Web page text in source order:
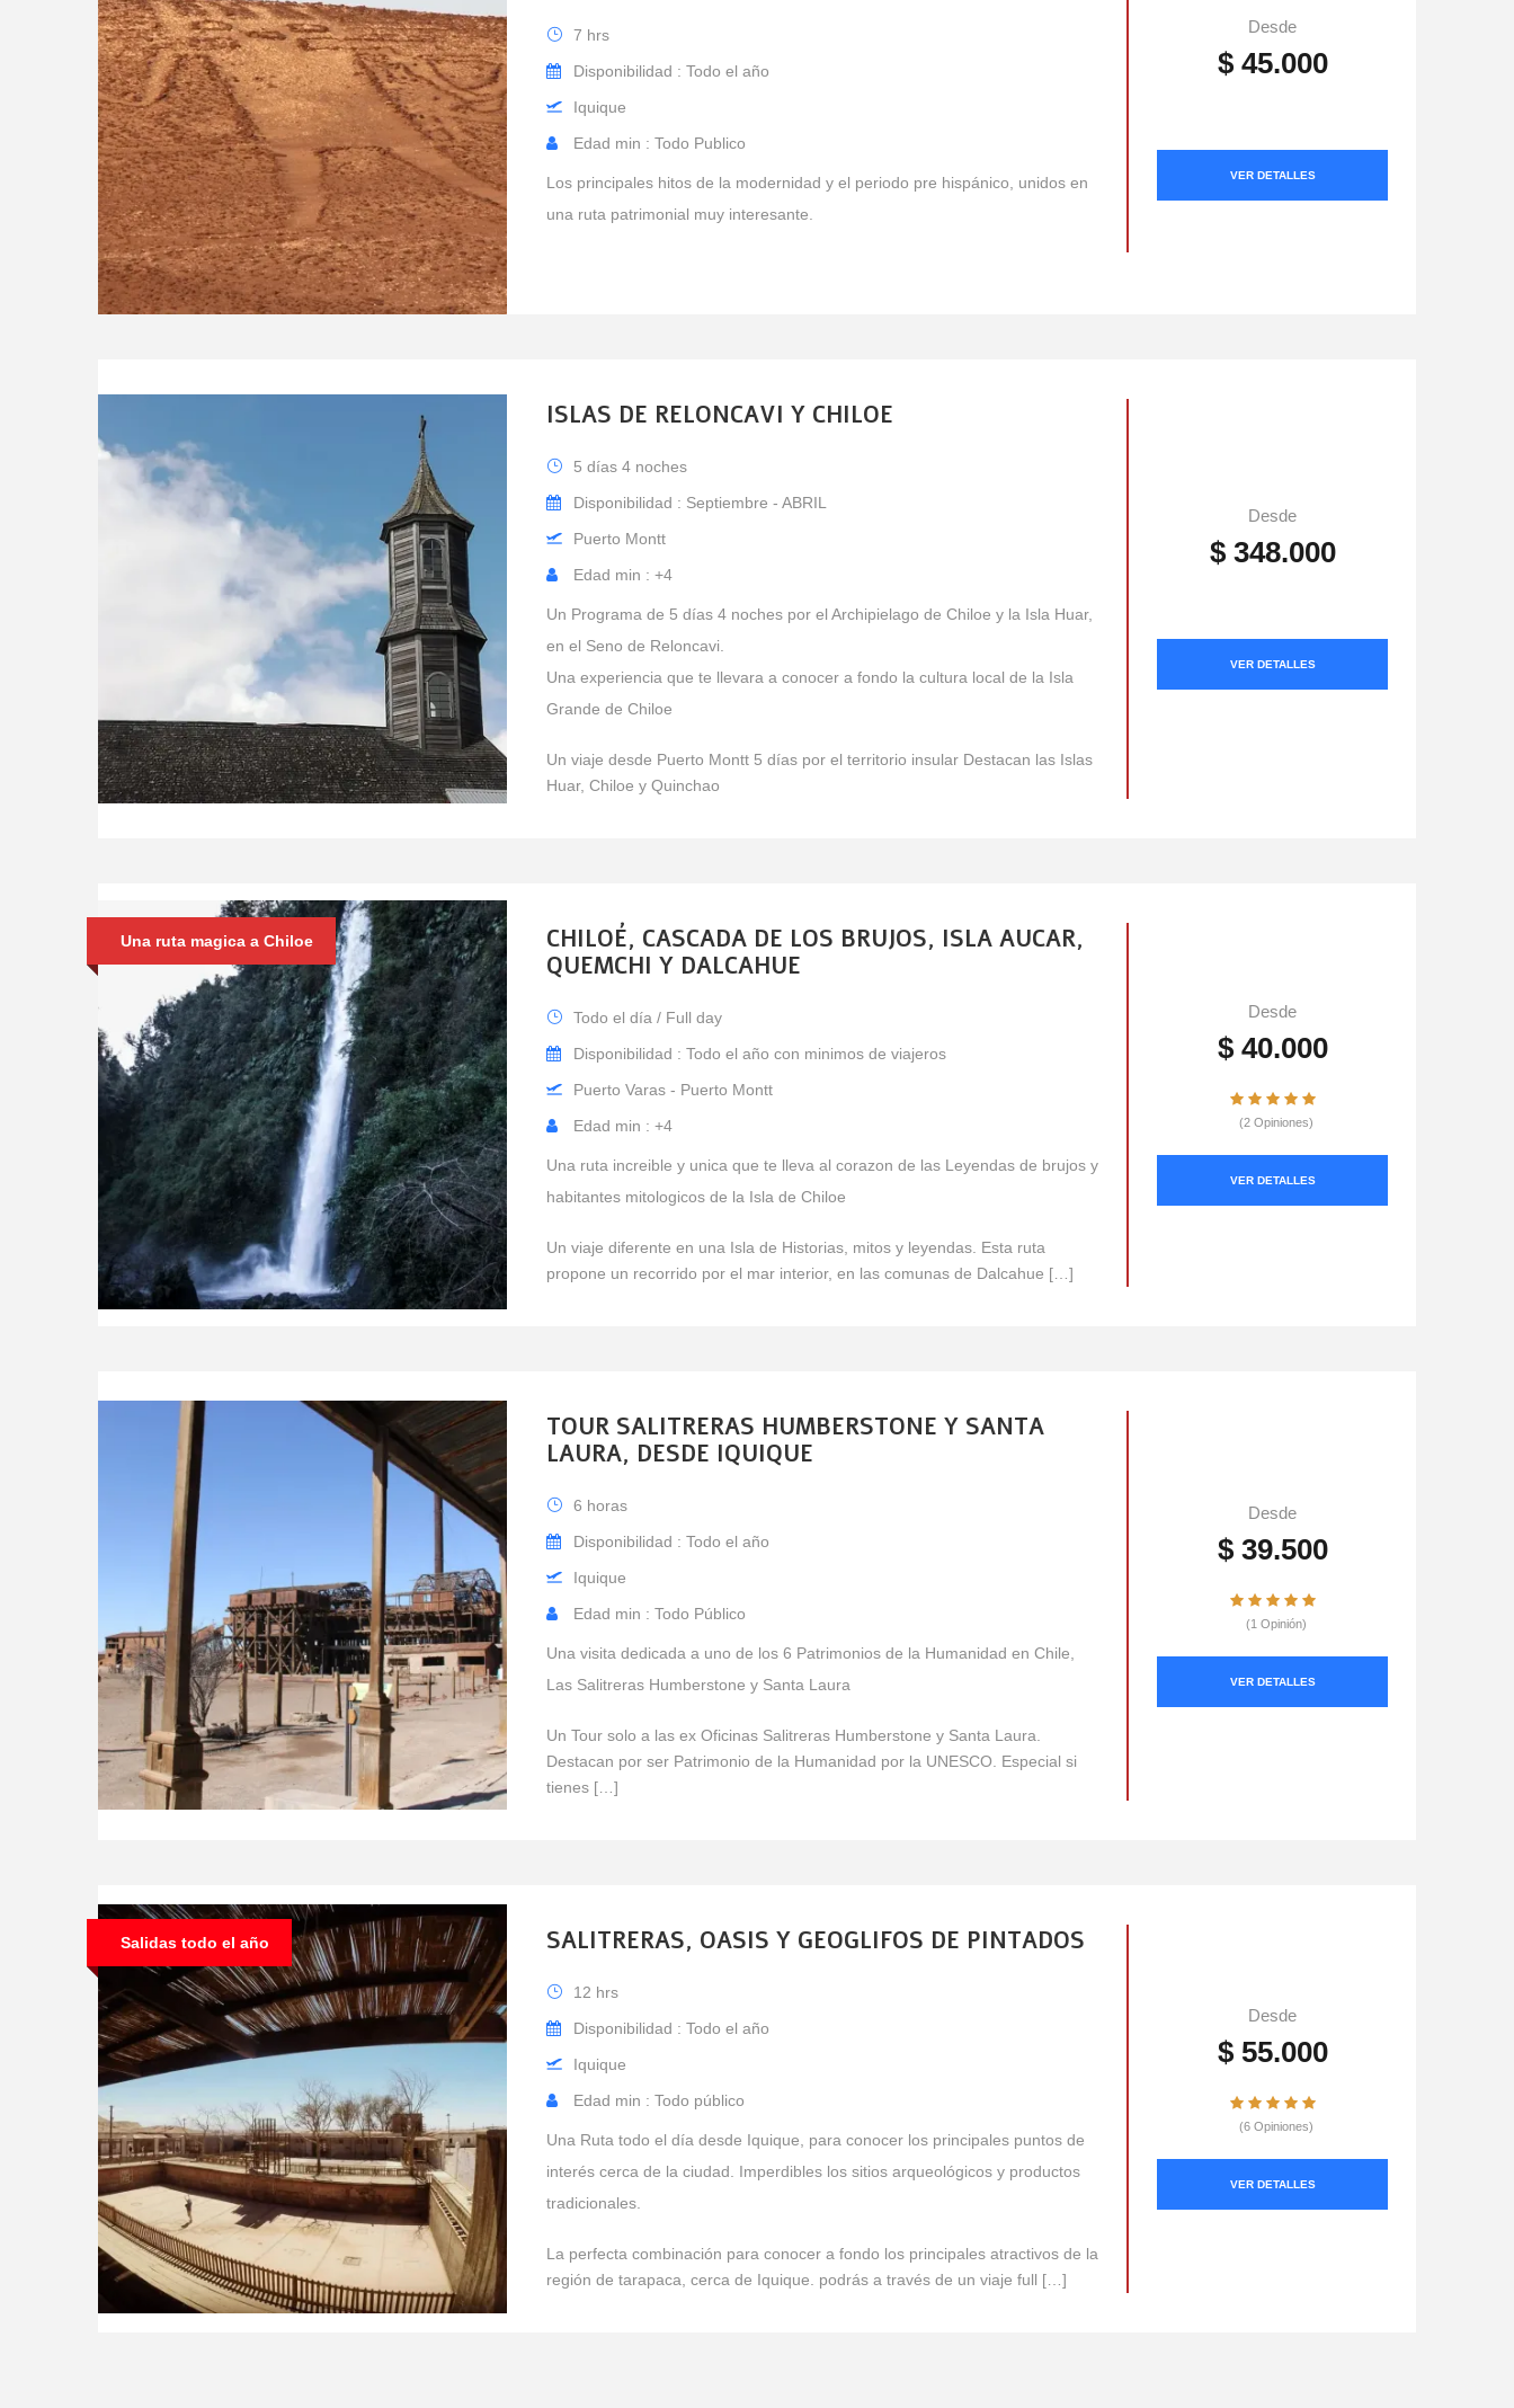
7 hrs
Disponibilidad : Todo el año
Iquique
Edad min : Todo Publico
Los principales hitos de la modernidad y el periodo pre hispánico, unidos en
una ruta patrimonial muy interesante.
Desde
$ 45.000
VER DETALLES
ISLAS DE RELONCAVI Y CHILOE
5 días 4 noches
Disponibilidad : Septiembre - ABRIL
Puerto Montt
Edad min : +4
Un Programa de 5 días 4 noches por el Archipielago de Chiloe y la Isla Huar,
en el Seno de Reloncavi.
Una experiencia que te llevara a conocer a fondo la cultura local de la Isla
Grande de Chiloe
Un viaje desde Puerto Montt 5 días por el territorio insular Destacan las Islas
Huar, Chiloe y Quinchao
Desde
$ 348.000
VER DETALLES
Una ruta magica a Chiloe
CHILOÉ, CASCADA DE LOS BRUJOS, ISLA AUCAR,
QUEMCHI Y DALCAHUE
Todo el día / Full day
Disponibilidad : Todo el año con minimos de viajeros
Puerto Varas - Puerto Montt
Edad min : +4
Una ruta increible y unica que te lleva al corazon de las Leyendas de brujos y
habitantes mitologicos de la Isla de Chiloe
Un viaje diferente en una Isla de Historias, mitos y leyendas. Esta ruta
propone un recorrido por el mar interior, en las comunas de Dalcahue […]
Desde
$ 40.000
(2 Opiniones)
VER DETALLES
TOUR SALITRERAS HUMBERSTONE Y SANTA
LAURA, DESDE IQUIQUE
6 horas
Disponibilidad : Todo el año
Iquique
Edad min : Todo Público
Una visita dedicada a uno de los 6 Patrimonios de la Humanidad en Chile,
Las Salitreras Humberstone y Santa Laura
Un Tour solo a las ex Oficinas Salitreras Humberstone y Santa Laura.
Destacan por ser Patrimonio de la Humanidad por la UNESCO. Especial si
tienes […]
Desde
$ 39.500
(1 Opinión)
VER DETALLES
Salidas todo el año SALITRERAS, OASIS Y GEOGLIFOS DE PINTADOS
12 hrs
Disponibilidad : Todo el año
Iquique
Edad min : Todo público
Una Ruta todo el día desde Iquique, para conocer los principales puntos de
interés cerca de la ciudad. Imperdibles los sitios arqueológicos y productos
tradicionales.
La perfecta combinación para conocer a fondo los principales atractivos de la
región de tarapaca, cerca de Iquique. podrás a través de un viaje full […]
Desde
$ 55.000
(6 Opiniones)
VER DETALLES